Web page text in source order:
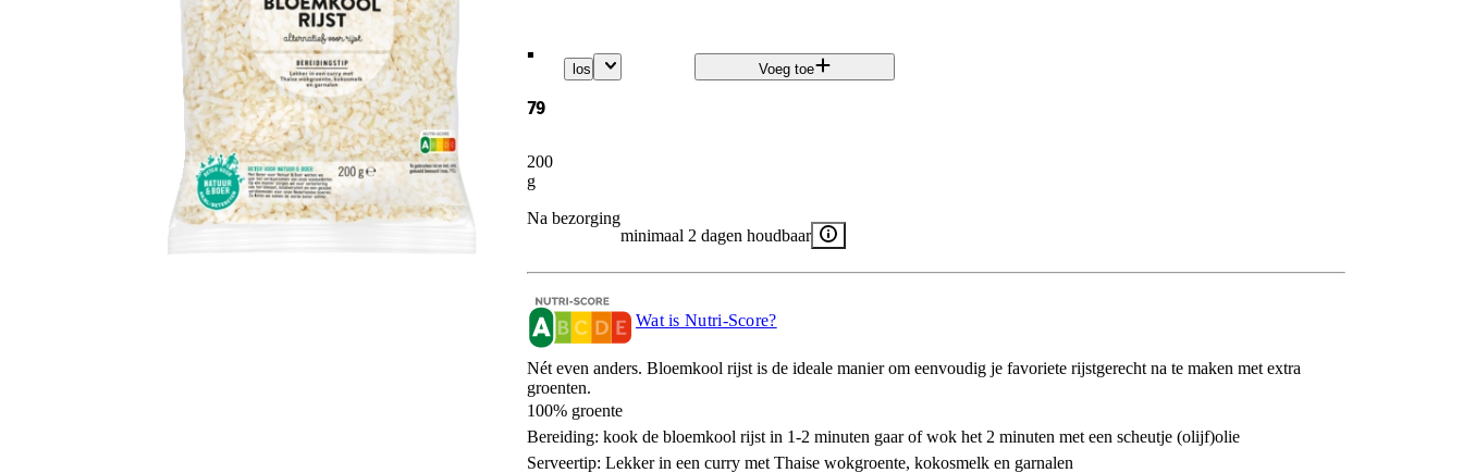
.
79
200
g
los Voeg toe
Na bezorging
minimaal 2 dagen houdbaar
Wat is Nutri-Score?
Nét even anders. Bloemkool rijst is de ideale manier om eenvoudig je favoriete rijstgerecht na te maken met extra
groenten.
100% groente
Bereiding: kook de bloemkool rijst in 1-2 minuten gaar of wok het 2 minuten met een scheutje (olijf)olie
Serveertip: Lekker in een curry met Thaise wokgroente, kokosmelk en garnalen